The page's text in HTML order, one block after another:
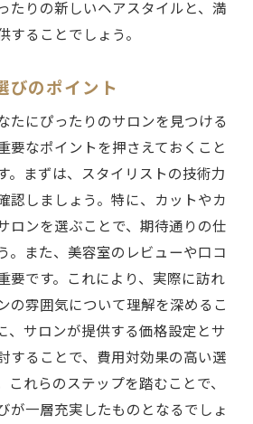
たりの新しいヘアスタイルと、満
することでしょう。
びのポイント
たにぴったりのサロンを見つける
要なポイントを押さえておくこと
。まずは、スタイリストの技術力
認しましょう。特に、カットやカ
ロンを選ぶことで、期待通りの仕
。また、美容室のレビューや口コ
要です。これにより、実際に訪れ
の雰囲気について理解を深めるこ
、サロンが提供する価格設定とサ
することで、費用対効果の高い選
これらのステップを踏むことで、
が一層充実したものとなるでしょ